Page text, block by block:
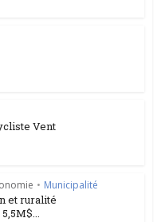
Vent
• Municipalité
et ruralité